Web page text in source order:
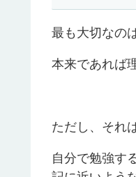
最も大切なの
本来であれば
ただし、それ
自分で勉強す